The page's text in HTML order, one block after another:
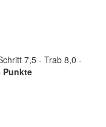
7,5 - Trab 8,0 -
Punkte